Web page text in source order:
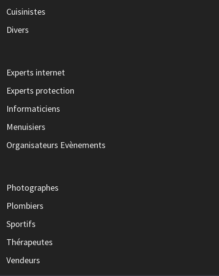
Cuisinistes
Divers
Experts internet
Experts protection
Informaticiens
Menuisiers
Organisateurs Evènements
Photographes
Plombiers
Sportifs
Thérapeutes
Vendeurs